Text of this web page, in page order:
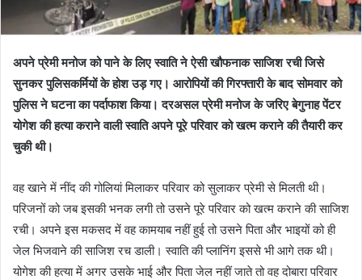
अपने प्रेमी मनोज को पाने के लिए स्वाति ने ऐसी खौफनाक साजिश रची जिसे
सुनकर पुलिसकर्मियों के होश उड़ गए। आरोपियों की गिरफ्तारी के बाद सोमवार को
पुलिस ने घटना का पर्दाफाश किया। दरअसल प्रेमी मनोज के जरिए बेगुनाह पेंटर
योगेश की हत्या कराने वाली स्वाति अपने पूरे परिवार को खत्म कराने की तैयारी कर
चुकी थी।
वह खाने में नींद की गोलियां मिलाकर परिवार को सुलाकर प्रेमी से मिलती थी।
परिजनों को जब इसकी भनक लगी तो उसने पूरे परिवार को खत्म कराने की साजिश
रची। अपने इस मकसद में वह कामयाब नहीं हुई तो उसने पिता और भाइयों को ही
जेल भिजवाने की साजिश रच डाली। स्वाति की प्लानिंग इससे भी आगे तक थी।
योगेश की हत्या में अगर उसके भाई और पिता जेल नहीं जाते तो वह दोबारा परिवार